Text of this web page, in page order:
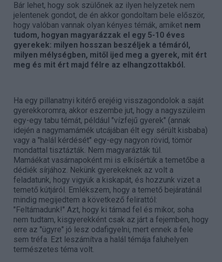
Bár lehet, hogy sok szülőnek az ilyen helyzetek nem
jelentenek gondot, de én akkor gondoltam bele először,
hogy valóban vannak olyan kényes témák, amiket nem
tudom, hogyan magyarázzak el egy 5-10 éves
gyerekek: milyen hosszan beszéljek a témáról,
milyen mélységben, mitől ijed meg a gyerek, mit ért
meg és mit ért majd félre az elhangzottakból.
Ha egy pillanatnyi kitérő erejéig visszagondolok a saját
gyerekkoromra, akkor eszembe jut, hogy a nagyszüleim
egy-egy tabu témát, például "vízfejű gyerek" (annak
idején a nagymamámék utcájában élt egy sérült kisbaba)
vagy a "halál kérdését" egy-egy nagyon rövid, tömör
mondattal tisztázták. Nem magyarázták túl.
Mamáékat vasárnapoként mi is elkísértük a temetőbe a
dédiék sírjához. Nekünk gyerekeknek az volt a
feladatunk, hogy vigyük a kiskapát, és hozzunk vizet a
temető kútjáról. Emlékszem, hogy a temető bejáratánál
mindig megijedtem a következő felirattól:
"Feltámadunk!" Azt, hogy ki támad fel és mikor, soha
nem tudtam, kisgyerekként csak az járt a fejemben, hogy
erre az "ügyre" jó lesz odafigyelni, mert ennek a fele
sem tréfa. Ezt leszámítva a halál témája faluhelyen
természetes téma volt.